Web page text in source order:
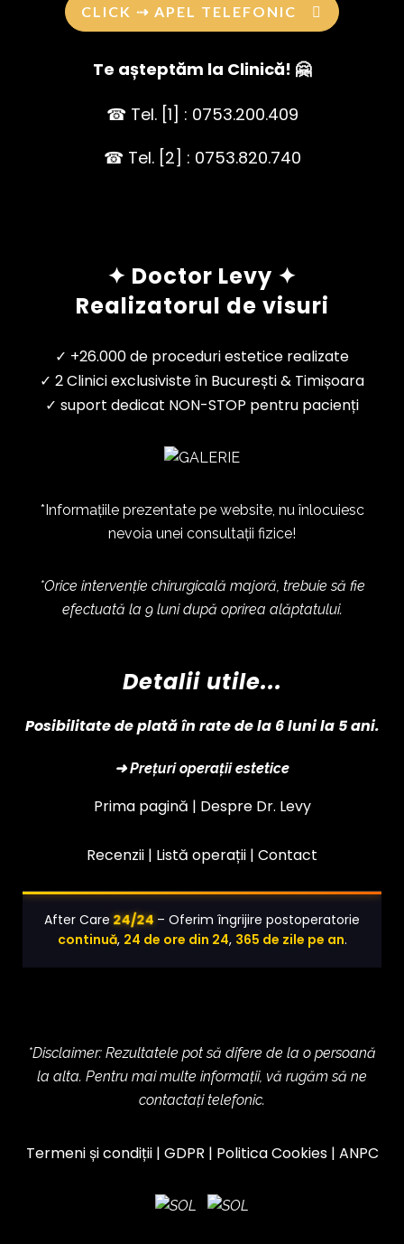
CLICK ⇢ APEL TELEFONIC
Te așteptăm la Clinică! 🤗
☎ Tel. [1] : 0753.200.409
☎ Tel. [2] : 0753.820.740
✦ Doctor Levy ✦
Realizatorul de visuri
✓ +26.000 de proceduri estetice realizate
✓ 2 Clinici exclusiviste în București & Timișoara
✓ suport dedicat NON-STOP pentru pacienți
*Informațiile prezentate pe website, nu înlocuiesc
nevoia unei consultații fizice!
*Orice intervenție chirurgicală majoră, trebuie să fie
efectuată la 9 luni după oprirea alăptatului.
Detalii utile...
Posibilitate de plată în rate de la 6 luni la 5 ani.
➜ Prețuri operații estetice
Prima pagină | Despre Dr. Levy
Recenzii | Listă operații | Contact
After Care 24/24 – Oferim îngrijire postoperatorie
continuă, 24 de ore din 24, 365 de zile pe an.
*Disclaimer: Rezultatele pot să difere de la o persoană
la alta. Pentru mai multe informații, vă rugăm să ne
contactați telefonic.
Termeni și condiții| GDPR | Politica Cookies| ANPC